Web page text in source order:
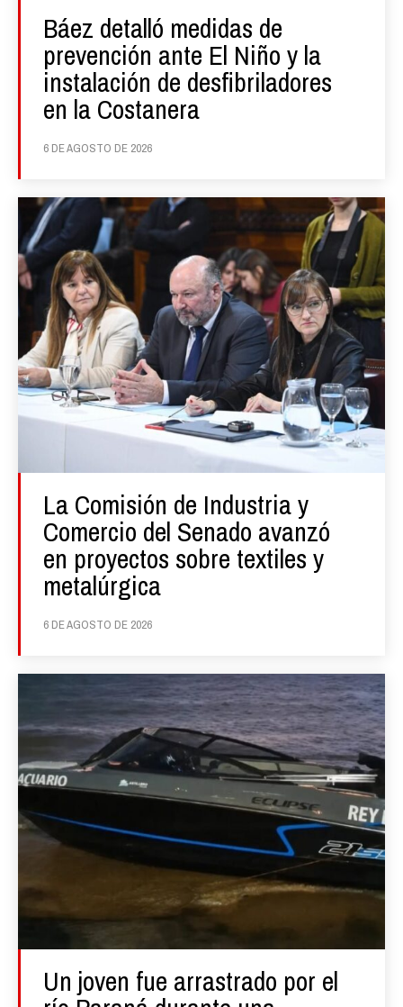
Báez detalló medidas de
prevención ante El Niño y la
instalación de desfibriladores
en la Costanera
6 DE AGOSTO DE 2026
La Comisión de Industria y
Comercio del Senado avanzó
en proyectos sobre textiles y
metalúrgica
6 DE AGOSTO DE 2026
Un joven fue arrastrado por el